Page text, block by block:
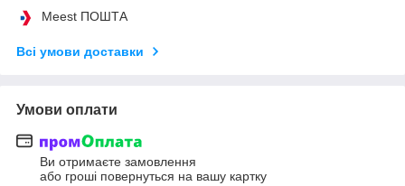
Meest ПОШТА
Всі умови доставки
Умови оплати
Ви отримаєте замовлення
або гроші повернуться на вашу картку